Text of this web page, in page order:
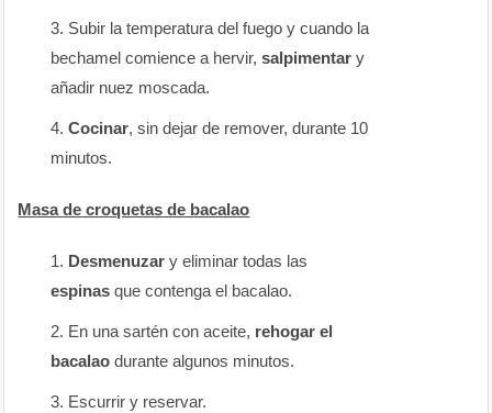
Subir la temperatura del fuego y cuando la
bechamel comience a hervir,salpimentar y
añadir nuez moscada.
Cocinar, sin dejar de remover, durante 10
minutos.
Masa de croquetas de bacalao
Desmenuzar y eliminar todas las
espinas que contenga el bacalao.
En una sartén con aceite, rehogar el
bacalao durante algunos minutos.
Escurrir y reservar.